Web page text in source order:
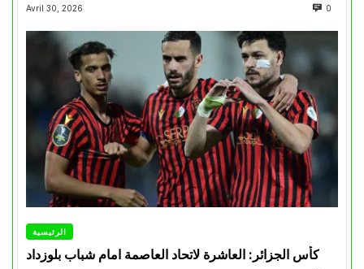
Avril 30, 2026 0
الرئيسية
كأس الجزائر: العاشرة لاتحاد العاصمة امام شباب بلوزداد